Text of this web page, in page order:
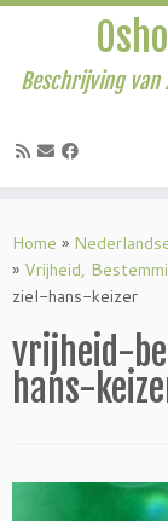
naar
inhoud
Beschrijving van
Home »
» Vrijheid,
ziel-hans-keizer
vrijheid-
hans-